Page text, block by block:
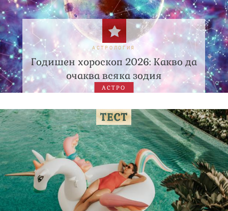
АСТРОЛОГИЯ
Годишен хороскоп 2026: Какво да
очаква всяка зодия
АСТРО